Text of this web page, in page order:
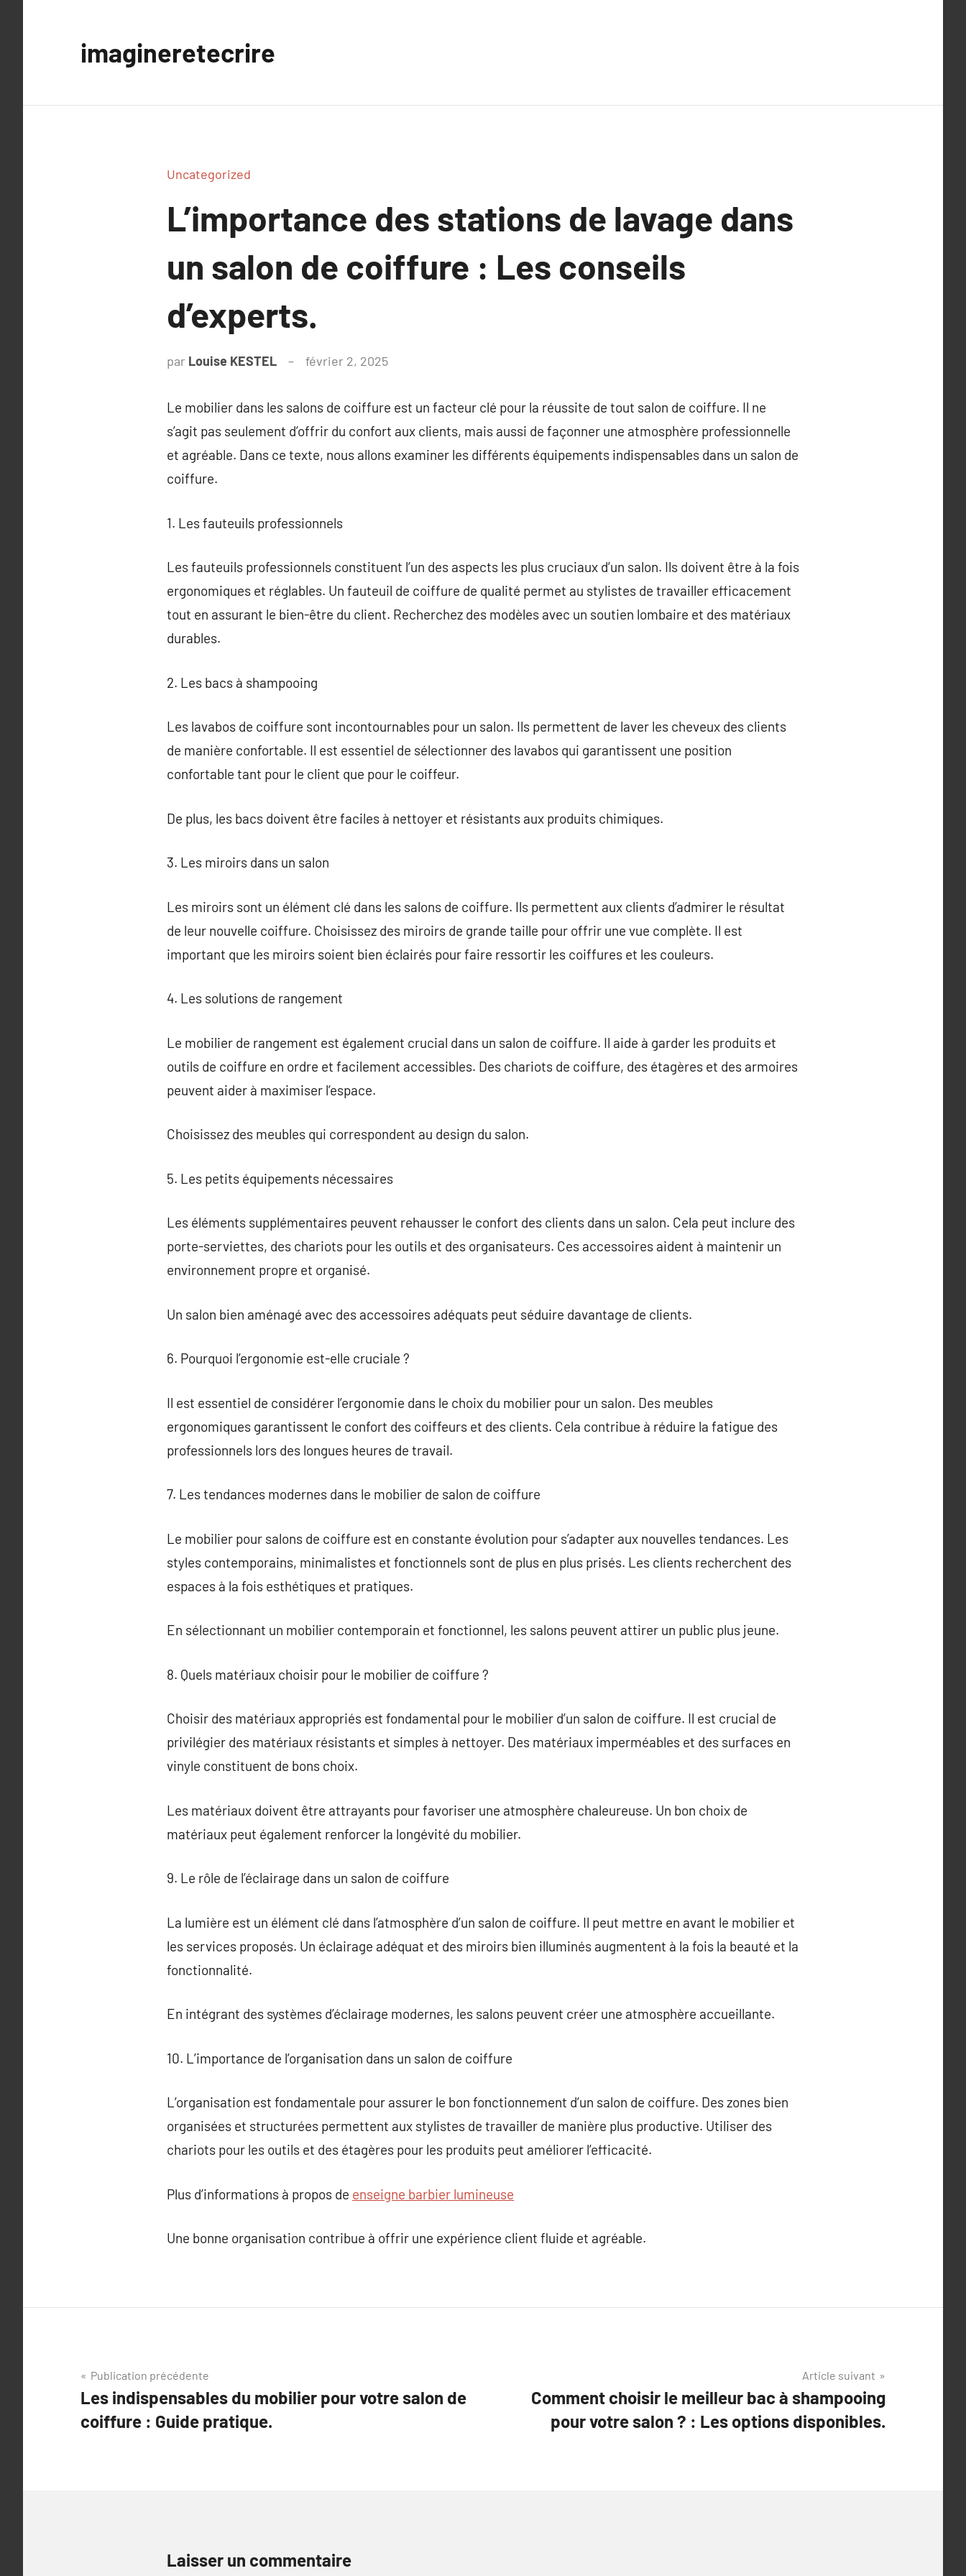
imagineretecrire
Uncategorized
L’importance des stations de lavage dans
un salon de coiffure : Les conseils
d’experts.
par Louise KESTEL février 2, 2025
Le mobilier dans les salons de coiffure est un facteur clé pour la réussite de tout salon de coiffure. Il ne
s’agit pas seulement d’offrir du confort aux clients, mais aussi de façonner une atmosphère professionnelle
et agréable. Dans ce texte, nous allons examiner les différents équipements indispensables dans un salon de
coiffure.
1. Les fauteuils professionnels
Les fauteuils professionnels constituent l’un des aspects les plus cruciaux d’un salon. Ils doivent être à la fois
ergonomiques et réglables. Un fauteuil de coiffure de qualité permet au stylistes de travailler efficacement
tout en assurant le bien-être du client. Recherchez des modèles avec un soutien lombaire et des matériaux
durables.
2. Les bacs à shampooing
Les lavabos de coiffure sont incontournables pour un salon. Ils permettent de laver les cheveux des clients
de manière confortable. Il est essentiel de sélectionner des lavabos qui garantissent une position
confortable tant pour le client que pour le coiffeur.
De plus, les bacs doivent être faciles à nettoyer et résistants aux produits chimiques.
3. Les miroirs dans un salon
Les miroirs sont un élément clé dans les salons de coiffure. Ils permettent aux clients d’admirer le résultat
de leur nouvelle coiffure. Choisissez des miroirs de grande taille pour offrir une vue complète. Il est
important que les miroirs soient bien éclairés pour faire ressortir les coiffures et les couleurs.
4. Les solutions de rangement
Le mobilier de rangement est également crucial dans un salon de coiffure. Il aide à garder les produits et
outils de coiffure en ordre et facilement accessibles. Des chariots de coiffure, des étagères et des armoires
peuvent aider à maximiser l’espace.
Choisissez des meubles qui correspondent au design du salon.
5. Les petits équipements nécessaires
Les éléments supplémentaires peuvent rehausser le confort des clients dans un salon. Cela peut inclure des
porte-serviettes, des chariots pour les outils et des organisateurs. Ces accessoires aident à maintenir un
environnement propre et organisé.
Un salon bien aménagé avec des accessoires adéquats peut séduire davantage de clients.
6. Pourquoi l’ergonomie est-elle cruciale ?
Il est essentiel de considérer l’ergonomie dans le choix du mobilier pour un salon. Des meubles
ergonomiques garantissent le confort des coiffeurs et des clients. Cela contribue à réduire la fatigue des
professionnels lors des longues heures de travail.
7. Les tendances modernes dans le mobilier de salon de coiffure
Le mobilier pour salons de coiffure est en constante évolution pour s’adapter aux nouvelles tendances. Les
styles contemporains, minimalistes et fonctionnels sont de plus en plus prisés. Les clients recherchent des
espaces à la fois esthétiques et pratiques.
En sélectionnant un mobilier contemporain et fonctionnel, les salons peuvent attirer un public plus jeune.
8. Quels matériaux choisir pour le mobilier de coiffure ?
Choisir des matériaux appropriés est fondamental pour le mobilier d’un salon de coiffure. Il est crucial de
privilégier des matériaux résistants et simples à nettoyer. Des matériaux imperméables et des surfaces en
vinyle constituent de bons choix.
Les matériaux doivent être attrayants pour favoriser une atmosphère chaleureuse. Un bon choix de
matériaux peut également renforcer la longévité du mobilier.
9. Le rôle de l’éclairage dans un salon de coiffure
La lumière est un élément clé dans l’atmosphère d’un salon de coiffure. Il peut mettre en avant le mobilier et
les services proposés. Un éclairage adéquat et des miroirs bien illuminés augmentent à la fois la beauté et la
fonctionnalité.
En intégrant des systèmes d’éclairage modernes, les salons peuvent créer une atmosphère accueillante.
10. L’importance de l’organisation dans un salon de coiffure
L’organisation est fondamentale pour assurer le bon fonctionnement d’un salon de coiffure. Des zones bien
organisées et structurées permettent aux stylistes de travailler de manière plus productive. Utiliser des
chariots pour les outils et des étagères pour les produits peut améliorer l’efficacité.
Plus d’informations à propos de enseigne barbier lumineuse
Une bonne organisation contribue à offrir une expérience client fluide et agréable.
Navigation
de
l’article
Publication précédente
Les indispensables du mobilier pour votre salon de
coiffure : Guide pratique.
Article suivant
Comment choisir le meilleur bac à shampooing
pour votre salon ? : Les options disponibles.
Laisser un commentaire